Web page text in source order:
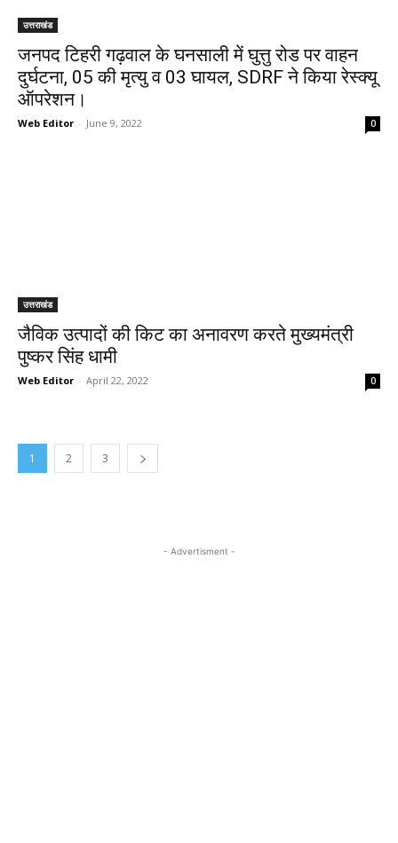
उत्तराखंड
जनपद टिहरी गढ़वाल के घनसाली में घुत्तु रोड पर वाहन
दुर्घटना, 05 की मृत्यु व 03 घायल, SDRF ने किया रेस्क्यू
ऑपरेशन।
Web Editor - June 9, 2022 0
उत्तराखंड
जैविक उत्पादों की किट का अनावरण करते मुख्यमंत्री
पुष्कर सिंह धामी
Web Editor - April 22, 2022 0
1 2 3
- Advertisment -